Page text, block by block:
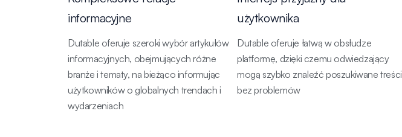
informacyjne
Dutable oferuje szeroki wybór artykułów
informacyjnych, obejmujących różne
branże i tematy, na bieżąco informując
użytkowników o globalnych trendach i
wydarzeniach
użytkownika
Dutable oferuje łatwą w obsłudze
platformę, dzięki czemu odwiedzający
mogą szybko znaleźć poszukiwane treści
bez problemów